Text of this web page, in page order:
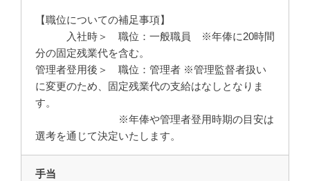
【職位についての補足事項】
入社時＞ 職位：一般職員 ※年俸に20時間
分の固定残業代を含む。
管理者登用後＞ 職位：管理者 ※管理監督者扱い
に変更のため、固定残業代の支給はなしとなりま
す。
※年俸や管理者登用時期の目安は
選考を通じて決定いたします。
手当